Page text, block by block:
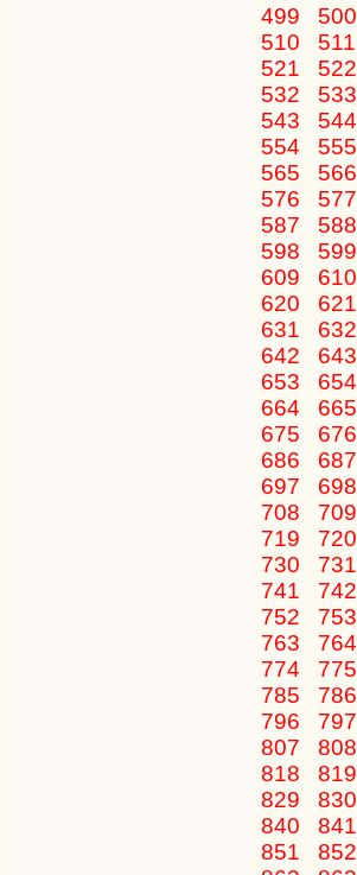
499
500
510
511
521
522
532
533
543
544
554
555
565
566
576
577
587
588
598
599
609
610
620
621
631
632
642
643
653
654
664
665
675
676
686
687
697
698
708
709
719
720
730
731
741
742
752
753
763
764
774
775
785
786
796
797
807
808
818
819
829
830
840
841
851
852